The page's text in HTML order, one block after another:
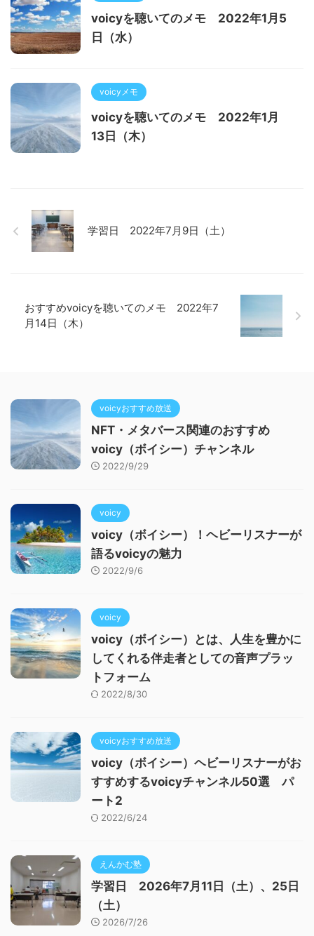
voicyを聴いてのメモ 2022年1月5
日（水）
voicyメモ
voicyを聴いてのメモ 2022年1月
13日（木）
学習日 2022年7月9日（土）
おすすめvoicyを聴いてのメモ 2022年7
月14日（木）
voicyおすすめ放送
NFT・メタバース関連のおすすめ
voicy（ボイシー）チャンネル
2022/9/29
voicy
voicy（ボイシー）！ヘビーリスナーが
語るvoicyの魅力
2022/9/6
voicy
voicy（ボイシー）とは、人生を豊かに
してくれる伴走者としての音声プラッ
トフォーム
2022/8/30
voicyおすすめ放送
voicy（ボイシー）ヘビーリスナーがお
すすめするvoicyチャンネル50選 パ
ート2
2022/6/24
えんかむ塾
学習日 2026年7月11日（土）、25日
（土）
2026/7/26